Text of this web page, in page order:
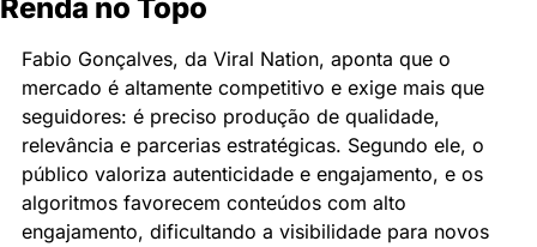
Renda no Topo
Fabio Gonçalves, da Viral Nation, aponta que o
mercado é altamente competitivo e exige mais que
seguidores: é preciso produção de qualidade,
relevância e parcerias estratégicas. Segundo ele, o
público valoriza autenticidade e engajamento, e os
algoritmos favorecem conteúdos com alto
engajamento, dificultando a visibilidade para novos